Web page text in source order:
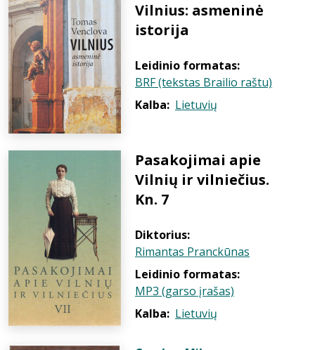
Vilnius: asmeninė
istorija
Leidinio formatas:
BRF (tekstas Brailio raštu)
Kalba: Lietuvių
Pasakojimai apie
Vilnių ir vilniečius.
Kn. 7
Diktorius:
Rimantas Pranckūnas
Leidinio formatas:
MP3 (garso įrašas)
Kalba: Lietuvių